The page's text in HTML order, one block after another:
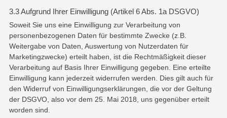
3.3 Aufgrund Ihrer Einwilligung (Artikel 6 Abs. 1a DSGVO)
Soweit Sie uns eine Einwilligung zur Verarbeitung von
personenbezogenen Daten für bestimmte Zwecke (z.B.
Weitergabe von Daten, Auswertung von Nutzerdaten für
Marketingzwecke) erteilt haben, ist die Rechtmäßigkeit dieser
Verarbeitung auf Basis Ihrer Einwilligung gegeben. Eine erteilte
Einwilligung kann jederzeit widerrufen werden. Dies gilt auch für
den Widerruf von Einwilligungserklärungen, die vor der Geltung
der DSGVO, also vor dem 25. Mai 2018, uns gegenüber erteilt
worden sind.